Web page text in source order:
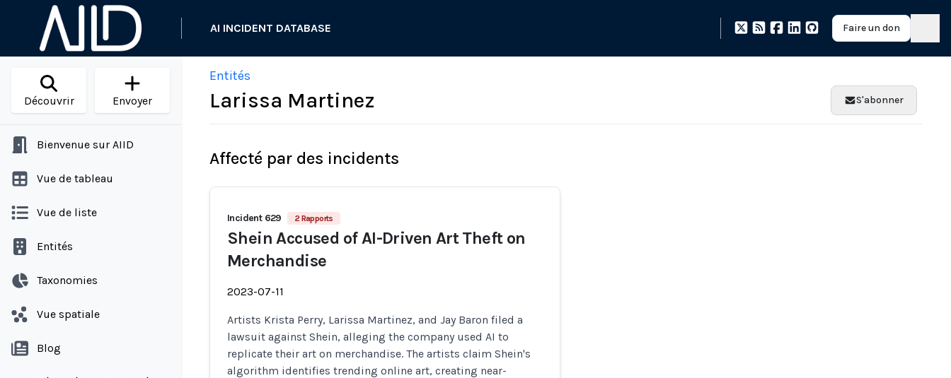
AI INCIDENT DATABASE Faire un don
Découvrir Envoyer
Bienvenue sur AIID
Vue de tableau
Vue de liste
Entités
Taxonomies
Vue spatiale
Blog
Entités
Larissa Martinez S'abonner
Affecté par des incidents
Incident 629 2 Rapports
Shein Accused of AI-Driven Art Theft on
Merchandise
2023-07-11
Artists Krista Perry, Larissa Martinez, and Jay Baron filed a
lawsuit against Shein, alleging the company used AI to
replicate their art on merchandise. The artists claim Shein's
algorithm identifies trending online art, creating near-